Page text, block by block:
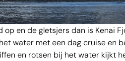
en de gletsjers dan is Kenai
water met een dag cruise en
en rotsen bij het water kijkt